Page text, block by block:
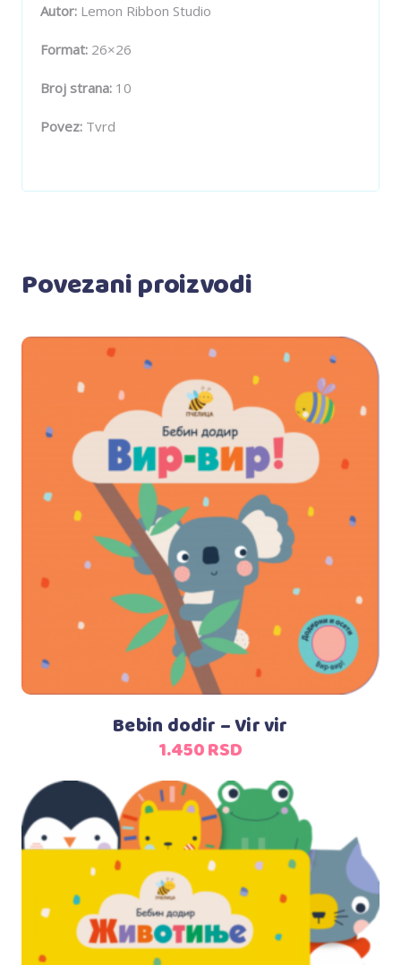
Autor: Lemon Ribbon Studio
Format: 26×26
Broj strana: 10
Povez: Tvrd
Povezani proizvodi
Dodaj u korpu
Bebin dodir – Vir vir
1.450RSD
Dodaj u korpu